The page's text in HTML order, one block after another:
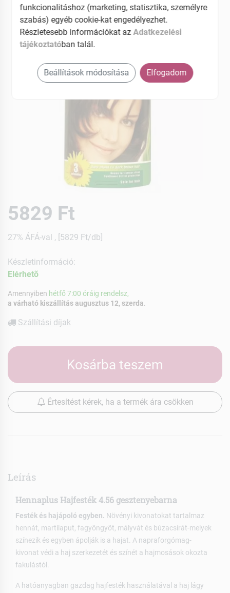
5829 Ft
27% ÁFÁ-val , [5829 Ft/db]
Készletinformáció:
Elérhetõ
Amennyiben hétfő 7:00 óráig rendelsz,
a várható kiszállítás augusztus 12, szerda
Szállítási díjak
Kosárba teszem
Értesítést kérek, ha a termék ára csökken
Leírás
Hennaplus Hajfesték 4.56 gesztenyebarna
Festék és hajápoló egyben. Növényi kivonatokat tartalmaz
hennát, martilaput, fagyöngyöt, mályvát és búzacsírát-melyek
színezik és egyben ápolják is a hajat. A napraforgómag-
kivonat védi a haj szerkezetét és színét a hajmosások okozta
fakulástól.
A hatóanyagban gazdag hajfesték használatával a haj lágy
funkcionalitáshoz (marketing, statisztika, személyre
szabás) egyéb cookie-kat engedélyezhet.
Részletesebb információkat azAdatkezelési
tájékoztatóban talál.
Beállítások módosítása Elfogadom